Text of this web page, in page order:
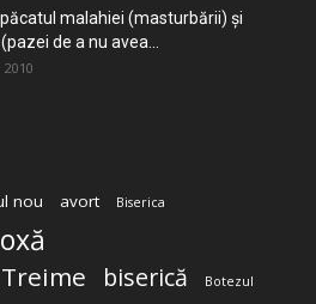
malahiei (masturbării) şi
de a nu avea...
nou avort Biserica
biserică Botezul